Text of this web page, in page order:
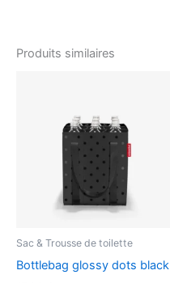
Produits similaires
Sac & Trousse de toilette
Bottlebag glossy dots black